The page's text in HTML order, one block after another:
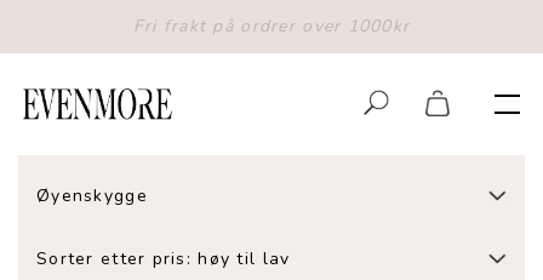
Øyenskygge
Sorter etter pris: høy til lav
Fri frakt på ordrer over 1000kr